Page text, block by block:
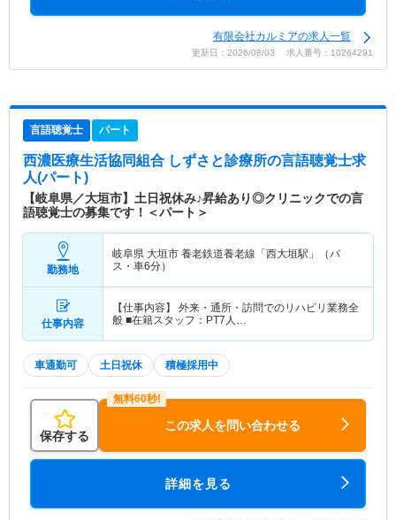
有限会社カルミアの求人一覧
更新日：2026/08/03 求人番号：10264291
言語聴覚士 パート
西濃医療生活協同組合 しずさと診療所の言語聴覚士求
人(パート)
【岐阜県／大垣市】土日祝休み♪昇給あり◎クリニックでの言
語聴覚士の募集です！＜パート＞
勤務地
岐阜県 大垣市 養老鉄道養老線「西大垣駅」（バ
ス・車6分）
仕事内容
【仕事内容】 外来・通所・訪問でのリハビリ業務全
般 ■在籍スタッフ：PT7人…
車通勤可 土日祝休 積極採用中
保存する
この求人を問い合わせる
詳細を見る